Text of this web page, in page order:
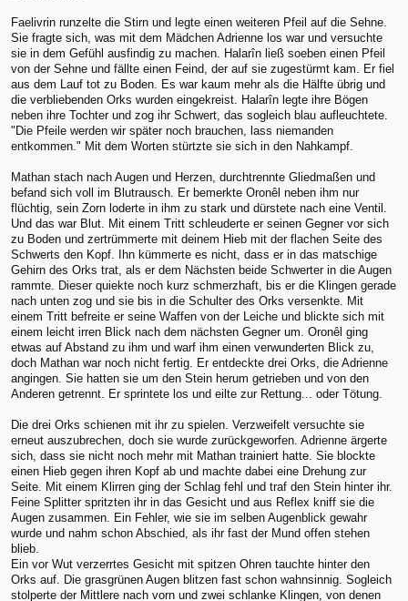
Faelivrin runzelte die Stirn und legte einen weiteren Pfeil auf die Sehne.
Sie fragte sich, was mit dem Mädchen Adrienne los war und versuchte
sie in dem Gefühl ausfindig zu machen. Halarîn ließ soeben einen Pfeil
von der Sehne und fällte einen Feind, der auf sie zugestürmt kam. Er fiel
aus dem Lauf tot zu Boden. Es war kaum mehr als die Hälfte übrig und
die verbliebenden Orks wurden eingekreist. Halarîn legte ihre Bögen
neben ihre Tochter und zog ihr Schwert, das sogleich blau aufleuchtete.
"Die Pfeile werden wir später noch brauchen, lass niemanden
entkommen." Mit dem Worten stürtzte sie sich in den Nahkampf.
Mathan stach nach Augen und Herzen, durchtrennte Gliedmaßen und
befand sich voll im Blutrausch. Er bemerkte Oronêl neben ihm nur
flüchtig, sein Zorn loderte in ihm zu stark und dürstete nach eine Ventil.
Und das war Blut. Mit einem Tritt schleuderte er seinen Gegner vor sich
zu Boden und zertrümmerte mit deinem Hieb mit der flachen Seite des
Schwerts den Kopf. Ihn kümmerte es nicht, dass er in das matschige
Gehirn des Orks trat, als er dem Nächsten beide Schwerter in die Augen
rammte. Dieser quiekte noch kurz schmerzhaft, bis er die Klingen gerade
nach unten zog und sie bis in die Schulter des Orks versenkte. Mit
einem Tritt befreite er seine Waffen von der Leiche und blickte sich mit
einem leicht irren Blick nach dem nächsten Gegner um. Oronêl ging
etwas auf Abstand zu ihm und warf ihm einen verwunderten Blick zu,
doch Mathan war noch nicht fertig. Er entdeckte drei Orks, die Adrienne
angingen. Sie hatten sie um den Stein herum getrieben und von den
Anderen getrennt. Er sprintete los und eilte zur Rettung... oder Tötung.
Die drei Orks schienen mit ihr zu spielen. Verzweifelt versuchte sie
erneut auszubrechen, doch sie wurde zurückgeworfen. Adrienne ärgerte
sich, dass sie nicht noch mehr mit Mathan trainiert hatte. Sie blockte
einen Hieb gegen ihren Kopf ab und machte dabei eine Drehung zur
Seite. Mit einem Klirren ging der Schlag fehl und traf den Stein hinter ihr.
Feine Splitter spritzten ihr in das Gesicht und aus Reflex kniff sie die
Augen zusammen. Ein Fehler, wie sie im selben Augenblick gewahr
wurde und nahm schon Abschied, als ihr fast der Mund offen stehen
blieb.
Ein vor Wut verzerrtes Gesicht mit spitzen Ohren tauchte hinter den
Orks auf. Die grasgrünen Augen blitzen fast schon wahnsinnig. Sogleich
stolperte der Mittlere nach vorn und zwei schlanke Klingen, von denen